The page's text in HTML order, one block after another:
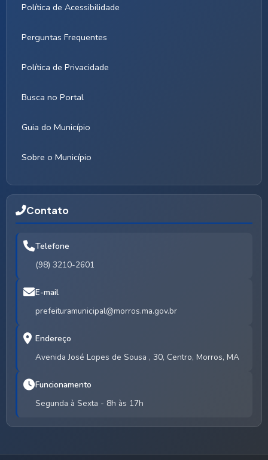
Política de Acessibilidade
Perguntas Frequentes
Política de Privacidade
Busca no Portal
Guia do Município
Sobre o Município
Contato
Telefone
(98) 3210-2601
E-mail
prefeituramunicipal@morros.ma.gov.br
Endereço
Avenida José Lopes de Sousa , 30, Centro, Morros, MA
Funcionamento
Segunda à Sexta - 8h às 17h